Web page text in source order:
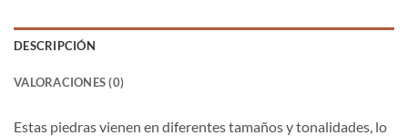
DESCRIPCIÓN
VALORACIONES (0)
Estas piedras vienen en diferentes tamaños y tonalidades, lo